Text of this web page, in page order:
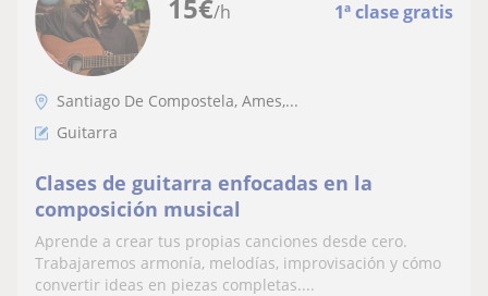
15€/h 1ª clase gratis
Santiago De Compostela, Ames,...
Guitarra
Clases de guitarra enfocadas en la
composición musical
Aprende a crear tus propias canciones desde cero.
Trabajaremos armonía, melodías, improvisación y cómo
convertir ideas en piezas completas....